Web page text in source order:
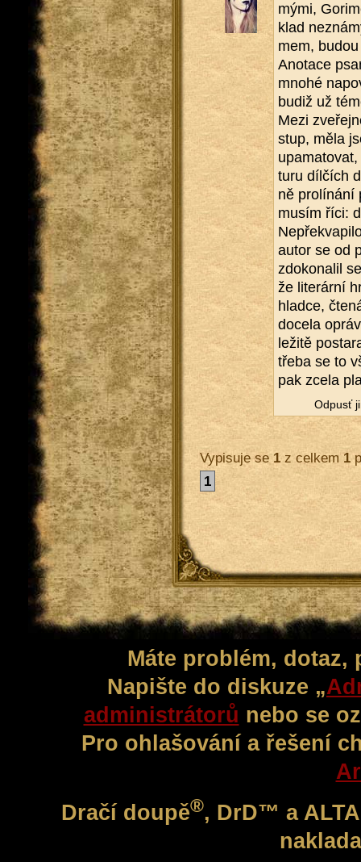
mý­mi,
klad
mem,
Ano­ta­ce
mnohé
budiž už
Mezi
stup, měla
tu­ru díl­čích
ně pro­lí­ná­ní
musím říci:
autor se od
zdo­ko­na­lil
že li­te­rár­ní
hlad­ce,
do­ce­la
le­ži­tě
třeba se to
pak zcela
Od­pusť
Vypisuje se1z celkem 1
1
Máte problém,
Napište do diskuze „
administrátorů nebo se
Pro ohlašování a řešení
Dračí doupě®, DrD™ a